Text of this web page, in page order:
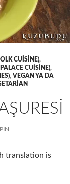
CUISINE),
CUISINE),
, VEGAN YA DA
translation is